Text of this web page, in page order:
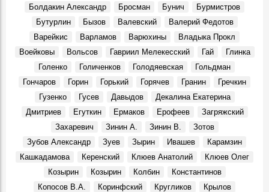
В Ульяновске умер Заслуженный тренер России
Геннадий Климов
Герои, 31 Марта 2026
вопроса — 1,9 млн рублей
Места, 31 Апреля 2026
В Доме Гончарова проводят экскурсии при свете
старинной лампы
Покажут подлинные автографы космонавтов, документы
События, 10 Апреля 2026
В Музее изобразительного искусства XX-XXI вв.
откроется юбилейная выставка Аркадия Егуткина
События, 2 Апреля 2026
Болдакин Александр
Бросман Бунич
Бурмистров
Бутурлин
Бызов Валевский
Валерий Федотов
Варейкис
Варламов Варюхины
Владыка Прокл
Воейковы
Вольсов Гавриил Мелекесский Гай
Глинка
Голенко
Голиченков Голодяевская
Гольдман
Гончаров
Горин Горький Горячев Гранин
Гречкин
Гузенко
Гусев Давыдов
Декалина Екатерина
Дмитриев
Егуткин Ермаков Ерофеев
Загряжский
Захаревич
Зинин А. Зинин В.
Зотов
Зубов Александр
Зуев Зырин Ивашев
Карамзин
Кашкадамова
Керенский Клюев Анатолий
Клюев Олег
Козырин
Козырин Колбин
Константинов
Копосов В.А.
Коринфский Кругликов
Крылов